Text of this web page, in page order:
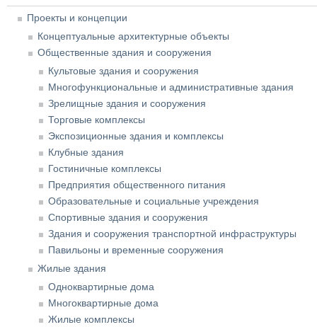
Проекты и концепции
Концептуальные архитектурные объекты
Общественные здания и сооружения
Культовые здания и сооружения
Многофункциональные и административные здания
Зрелищные здания и сооружения
Торговые комплексы
Экспозиционные здания и комплексы
Клубные здания
Гостиничные комплексы
Предприятия общественного питания
Образовательные и социальные учреждения
Спортивные здания и сооружения
Здания и сооружения транспортной инфраструктуры
Павильоны и временные сооружения
Жилые здания
Одноквартирные дома
Многоквартирные дома
Жилые комплексы